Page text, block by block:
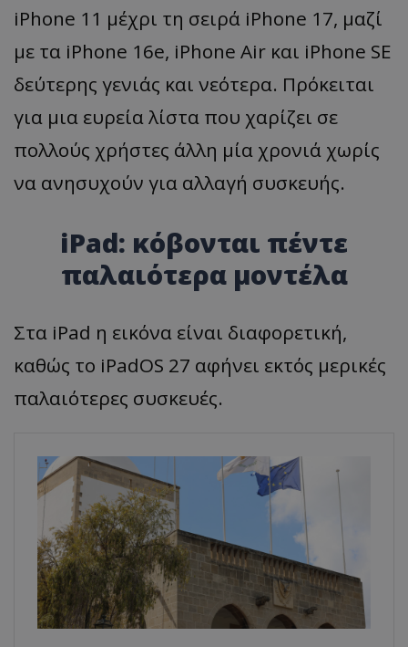
iPhone 11 μέχρι τη σειρά iPhone 17, μαζί
με τα iPhone 16e, iPhone Air και iPhone SE
δεύτερης γενιάς και νεότερα. Πρόκειται
για μια ευρεία λίστα που χαρίζει σε
πολλούς χρήστες άλλη μία χρονιά χωρίς
να ανησυχούν για αλλαγή συσκευής.
iPad: κόβονται πέντε
παλαιότερα μοντέλα
Στα iPad η εικόνα είναι διαφορετική,
καθώς το iPadOS 27 αφήνει εκτός μερικές
παλαιότερες συσκευές.